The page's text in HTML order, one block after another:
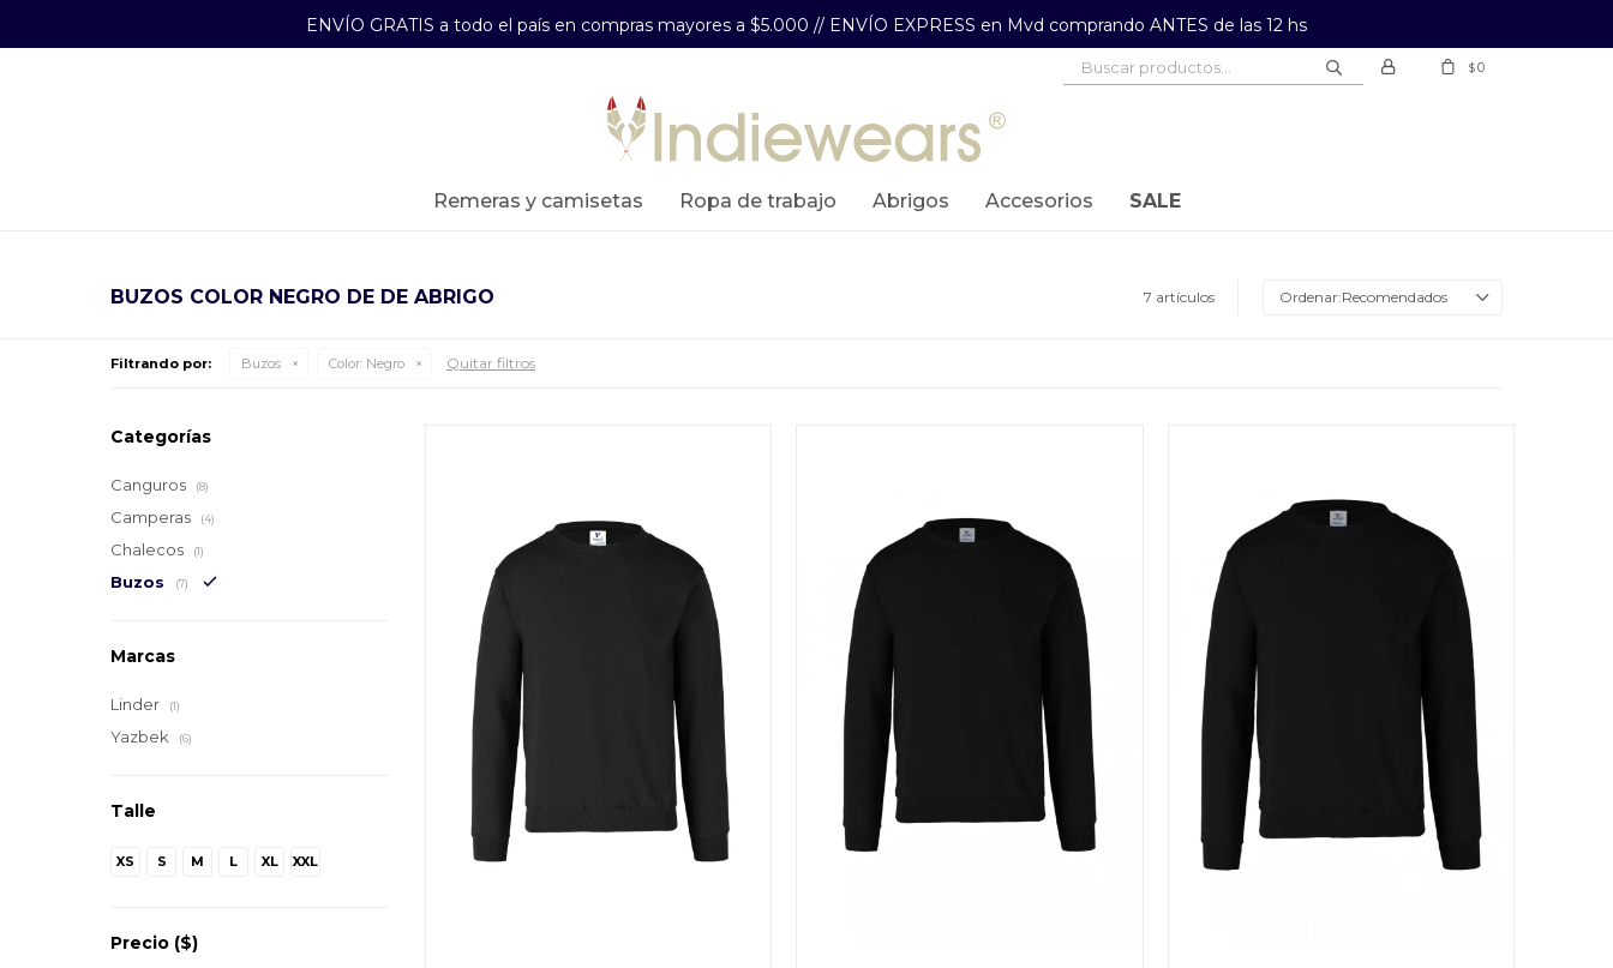
ENVÍO GRATIS a todo el país en compras mayores a $5.000 // ENVÍO EXPRESS en Mvd comprando ANTES de las 12 hs
remeras y camisetas ropa de trabajo abrigos accesorios SALE
$0
BUZOS COLOR NEGRO DE DE ABRIGO 7 artículos Recomendados
Filtrando por: Buzos Color: Negro Quitar filtros
Categorías
Canguros (8)
Camperas (4)
Chalecos (1)
Buzos (7)
Marcas
Linder (1)
Yazbek (6)
Talle
XS S M L XL XXL
Precio ($)